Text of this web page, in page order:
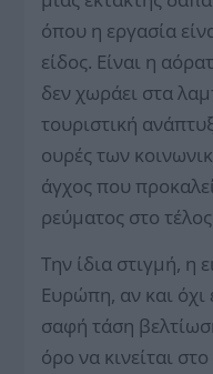
όπου η εργασία
είδος. Είναι η
δεν χωράει στα
τουριστική
ουρές των
άγχος που
ρεύματος στο
Την ίδια στιγμή, η
Ευρώπη, αν και όχι
σαφή τάση
όρο να κινείται